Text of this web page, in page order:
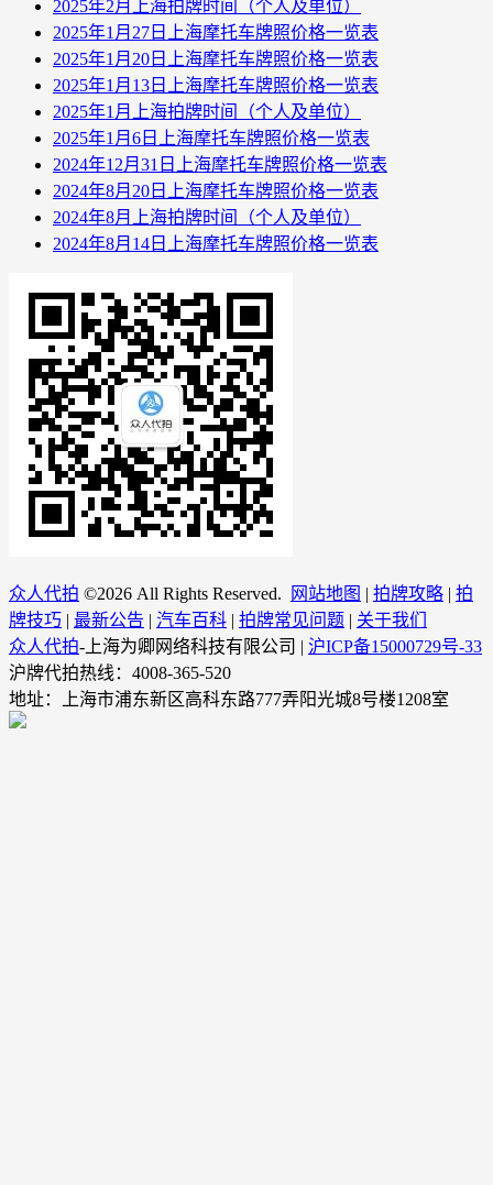
2025年2月上海拍牌时间（个人及单位）
2025年1月27日上海摩托车牌照价格一览表
2025年1月20日上海摩托车牌照价格一览表
2025年1月13日上海摩托车牌照价格一览表
2025年1月上海拍牌时间（个人及单位）
2025年1月6日上海摩托车牌照价格一览表
2024年12月31日上海摩托车牌照价格一览表
2024年8月20日上海摩托车牌照价格一览表
2024年8月上海拍牌时间（个人及单位）
2024年8月14日上海摩托车牌照价格一览表
众人代拍 ©2026 All Rights Reserved. 网站地图 | 拍牌攻略 | 拍
牌技巧 | 最新公告 | 汽车百科 | 拍牌常见问题 | 关于我们
众人代拍-上海为卿网络科技有限公司 | 沪ICP备15000729号-33
沪牌代拍热线：4008-365-520
地址：上海市浦东新区高科东路777弄阳光城8号楼1208室